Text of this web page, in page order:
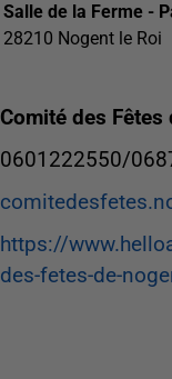
Salle de la Ferme -
28210 Nogent le Roi
Comité des Fêtes
0601222550/
https://
des-fetes-de-